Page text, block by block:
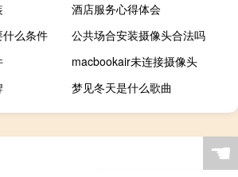
酒店服务心得体会
什么条件
公共场合安装摄像头合法吗
macbookair未连接摄像头
梦见冬天是什么歌曲
☚